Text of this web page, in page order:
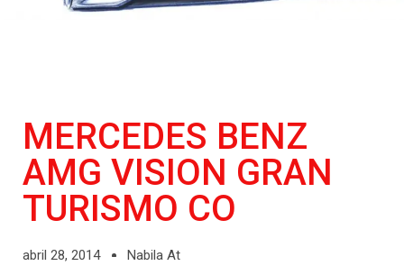
MERCEDES BENZ
AMG VISION GRAN
TURISMO CO
abril 28, 2014 Nabila At